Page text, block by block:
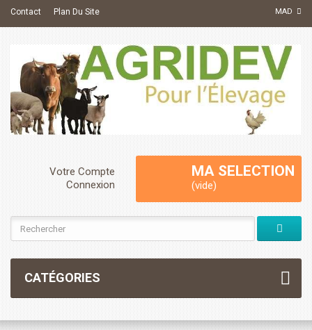
MAD
Contact Plan Du Site
MA SELECTION
(vide)
Votre Compte
Connexion
CATÉGORIES